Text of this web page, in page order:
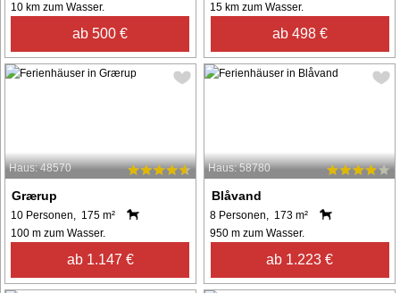
10 km zum Wasser.
ab 500 €
15 km zum Wasser.
ab 498 €
Haus: 48570
Grærup
10 Personen, 175 m²
100 m zum Wasser.
ab 1.147 €
Haus: 58780
Blåvand
8 Personen, 173 m²
950 m zum Wasser.
ab 1.223 €